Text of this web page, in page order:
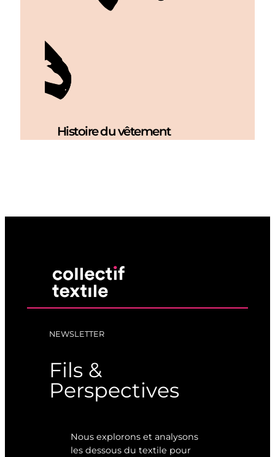
Histoire du vêtement
NEWSLETTER
Fils &
Perspectives
Nous explorons et analysons
les dessous du textile pour